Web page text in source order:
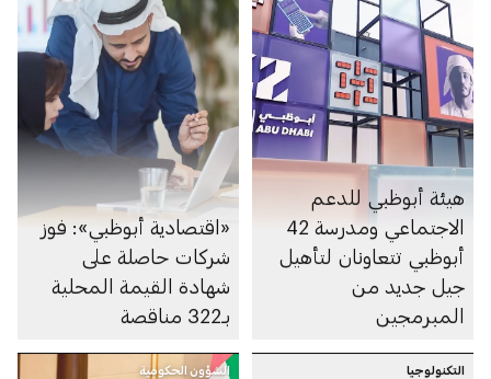
هيئة أبوظبي للدعم
الاجتماعي ومدرسة 42
أبوظبي تتعاونان لتأهيل
جيل جديد من
المبرمجين
«اقتصادية أبوظبي»: فوز
شركات حاصلة على
شهادة القيمة المحلية
بـ322 مناقصة
التكنولوجيا الشؤون الحكومية